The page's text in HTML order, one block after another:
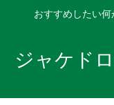
おすすめしたい何
ジャケド